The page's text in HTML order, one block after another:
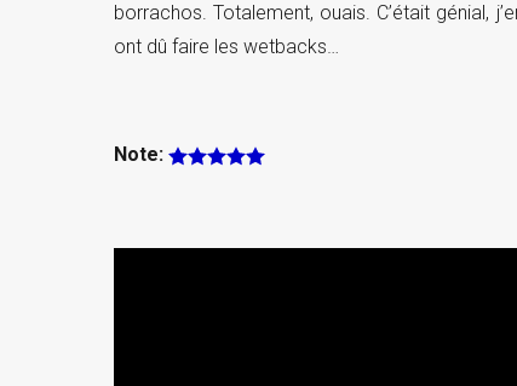
borrachos. Totalement, ouais. C’était génial,
ont dû faire les wetbacks…
Note: